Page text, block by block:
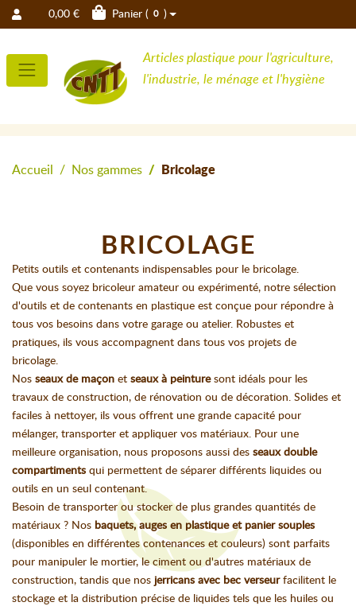
0,00 € Panier ( 0 )
Articles plastique pour l'agriculture,
l'industrie, le ménage et l'hygiène
Accueil Nos gammes Bricolage
BRICOLAGE
Petits outils et contenants indispensables pour le bricolage.
Que vous soyez bricoleur amateur ou expérimenté, notre sélection
d'outils et de contenants en plastique est conçue pour répondre à
tous vos besoins dans votre garage ou atelier. Robustes et
pratiques, ils vous accompagnent dans tous vos projets de
bricolage.
Nos seaux de maçon et seaux à peinturesont idéals pour les
travaux de construction, de rénovation ou de décoration. Solides et
faciles à nettoyer, ils vous offrent une grande capacité pour
mélanger, transporter et appliquer vos matériaux. Pour une
meilleure organisation, nous proposons aussi des seaux double
compartiments qui permettent de séparer différents liquides ou
outils en un seul contenant.
Besoin de transporter ou stocker de plus grandes quantités de
matériaux ? Nos baquets, auges en plastique et panier souples
(disponibles en différentes contenances et couleurs) sont parfaits
pour manipuler le mortier, le ciment ou d'autres matériaux de
construction, tandis que nos jerricans avec bec verseurfacilitent le
stockage et la distribution précise de liquides tels que les huiles ou